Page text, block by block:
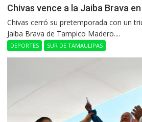
Chivas vence a la Jaiba Brava
Chivas cerró su pretemporada con un
Jaiba Brava de Tampico Madero....
DEPORTES SUR DE TAMAULIPAS